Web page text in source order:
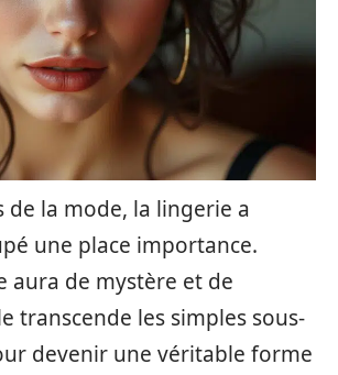
de la mode, la lingerie a
une place importance.
aura de mystère et de
transcende les simples sous-
devenir une véritable forme